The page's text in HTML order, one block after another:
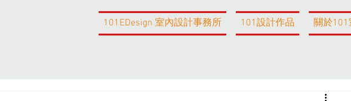
101EDesign 室內設計事務所 101設計作品 關於